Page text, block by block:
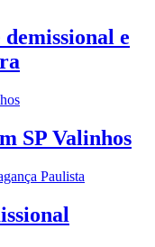
e
SP Valinhos